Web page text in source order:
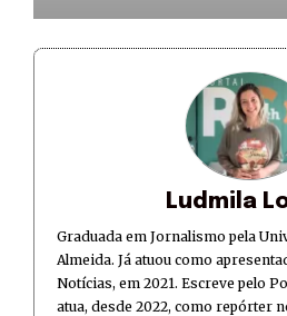
Ludmila
Graduada em Jornalismo pela
Almeida. Já atuou como
Notícias, em 2021. Escreve pelo
atua, desde 2022, como repórter